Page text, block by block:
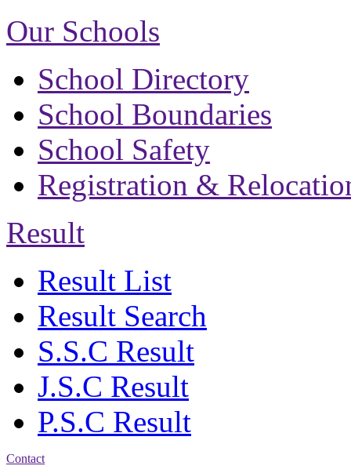
Our Schools
School Directory
School Boundaries
School Safety
Registration &
Result
Result List
Result Search
S.S.C Result
J.S.C Result
P.S.C Result
Contact